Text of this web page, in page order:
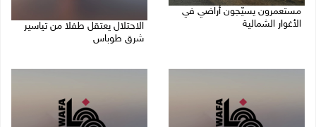
مستعمرون يسيّجون أراضي في
الأغوار الشمالية
الاحتلال يعتقل طفلا من تياسير
شرق طوباس